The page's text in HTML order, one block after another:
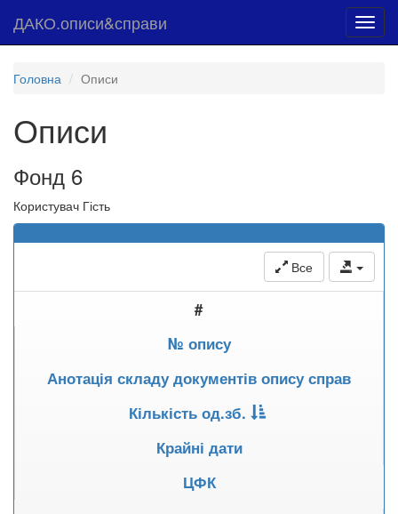
ДАКО.описи&справи
Головна Описи
Описи
Фонд 6
Користувач Гість
Все
#
№ опису
Анотація складу документів опису справ
Кількість од.зб.
Крайні дати
ЦФК